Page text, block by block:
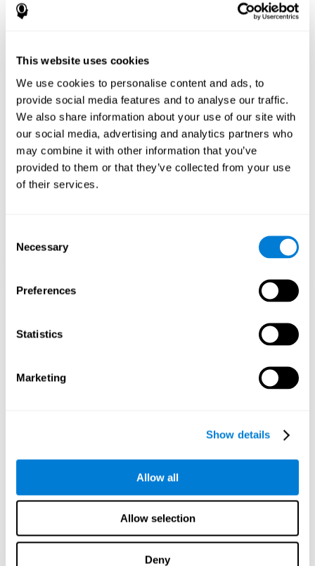
This website uses cookies
We use cookies to personalise content and ads, to
provide social media features and to analyse our traffic.
We also share information about your use of our site with
our social media, advertising and analytics partners who
may combine it with other information that you’ve
provided to them or that they’ve collected from your use
of their services.
Selection
Necessary
Preferences
Statistics
Marketing
Show details
Allow all
Allow selection
Deny
باندماج السرعة، قفز مزدوج وعقبات لتحدي مهاراتك المعرفية باستمرار.
عصبي متنوعي.
تنبيه المهارات المعرفية باستمرار قد يساعد في إنشاء تشابك عصبي
جديد، إعادة تنظيم الدوائر العصبية وتحسّن الوظائف التنفيذية. في اللعبة
"مغامرات الضفدع" الهدف هو تنشيط القدرات المتعلّقة بالتقدير والكبت.
الأسبوع الأوّل الأسبوع الثاني الأسبوع الثالث
إسقاط رسومي توجيهي للشبكات العصبية بعد 3 أسابيع.
ما يحدث إن لم أدرّب قدراتي المعرفية؟
تمّ تصميم دماغنا لتوفير الموارد، لذلك يحذف الاتصالات غير المستخمة.
هكذا، إن لم نستخدم مهارة معرفية، لا يعطي الدماغ موارد لهذا نمط
التنشيط العصبي ويصبحه ضعيفاً. إنّه يجعلنا أقل مهارة لاستخدام الوظيفة
ألعاب الموصى بها